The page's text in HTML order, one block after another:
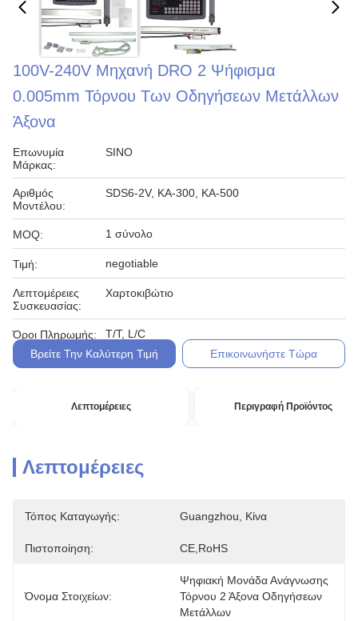
100V-240V Μηχανή DRO 2 Ψήφισμα
0.005mm Τόρνου Των Οδηγήσεων Μετάλλων
Άξονα
Επωνυμία
Μάρκας:
SINO
Αριθμός
Μοντέλου:
SDS6-2V, ΚΑ-300, ΚΑ-500
MOQ: 1 σύνολο
Τιμή: negotiable
Λεπτομέρειες
Συσκευασίας:
Χαρτοκιβώτιο
Όροι Πληρωμής:
T/T, L/C
Βρείτε Την Καλύτερη Τιμή
Επικοινωνήστε Τώρα
Λεπτομέρειες Περιγραφή Προϊόντος
Λεπτομέρειες
Τόπος Καταγωγής: Guangzhou, Κίνα
Πιστοποίηση: CE,RoHS
Όνομα Στοιχείων:
Ψηφιακή Μονάδα Ανάγνωσης
Τόρνου 2 Άξονα Οδηγήσεων
Μετάλλων